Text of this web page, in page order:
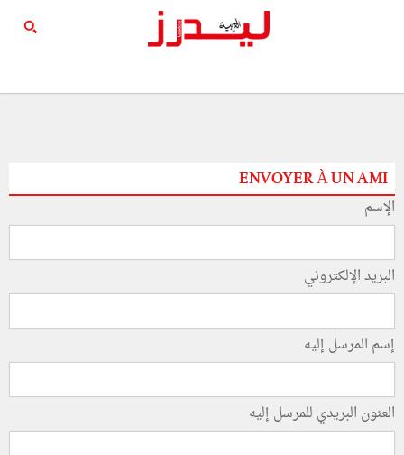
ENVOYER À UN AMI
الإسم
البريد الإلكتروني
إسم المرسل إليه
العنون البريدي للمرسل إليه